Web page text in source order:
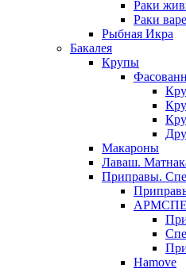
Раки
Раки
Рыбная Икра
Бакалея
Крупы
Макароны
Лаваш.
Приправы.
Hamove